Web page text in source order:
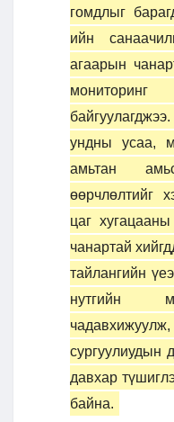
гомдлыг
ийн
агаарын
ундны усаа,
амьтан
өөрчлөлтийг
цаг
чанартай
тайлангийн
нутгийн
сургуулиудын
давхар
байна.